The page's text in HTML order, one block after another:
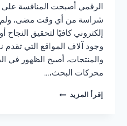
الرقمي أصبحت المنافسة على
شراسة من أي وقت مضى، ولم
إلكتروني كافيًا لتحقيق النجاح
وجود آلاف المواقع التي
والمنتجات، أصبح الظهور في
محركات البحث،…
إقرأ المزيد شركة